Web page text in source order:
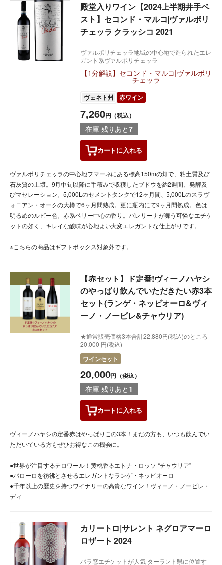
殿堂入りワイン【2024上半期井手ベ
スト】セコンド・マルコ|ヴァルポリ
チェッラ クラッシコ 2021
ヴァルポリチェッラ地域の中心地で造られたエレ
ガント系ヴァルポリチェッラ
【1分解説】セコンド・マルコ|ヴァルポリ
チェッラ
ヴェネト州 赤ワイン
7,260円（税込）
在庫 残りあと7
カートに入れる
ヴァルポリチェッラの中心地フマーネにある標高150mの畑で、粘土質及び
石灰質の土壌。9月中旬以降に手積みで収穫したブドウを約2週間、発酵及
びマセレーション。5,000Lのセメントタンクで12ヶ月間、5,000Lのスラヴ
ォニアン・オークの大樽で6ヶ月間熟成。更に瓶内にて9ヶ月間熟成。色は
明るめのルビー色。赤系ベリー中心の香り。バレリーナが舞う可憐なエチケ
ットの如く、キレイな酸味が心地よい大変エレガントな仕上がりです。
※こちらの商品はギフトボックス対象外です。
【赤セット】ド定番!ヴィーノハヤシ
のやっぱり飲んでいただきたい赤3本
セット(ランゲ・ネッビオーロ&ヴィ
ーノ・ノービレ&チャウリア)
★通常販売価格3本合計22,880円(税込)のところ
20,000 円(税込)
ワインセット
20,000円（税込）
在庫 残りあと 1
カートに入れる
ヴィーノハヤシの定番赤はやっぱりこの3本！まだの方も、いつも飲んでい
ただいている方もぜひお得なこの機会に。
●世界が注目するテロワール！黄桃香るエトナ・ロッソ “チャウリア”
●バローロを彷彿とさせるエレガントなランゲ・ネッビオーロ
●千年以上の歴史を持つワイナリーの高貴なワイン！ヴィーノ・ノービレ・
ディ
カリートロ|サレント ネグロアマーロ
ロザート 2024
バラ窓エチケットが人気 ターラント県に位置す